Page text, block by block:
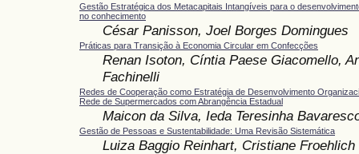
Gestão Estratégica dos Metacapitais Intangíveis para o
no conhecimento
César Panisson, Joel Borges Domingues
Práticas para Transição à Economia Circular em Confecções
Renan Isoton, Cíntia Paese Giacomello,
Fachinelli
Redes de Cooperação como Estratégia de Desenvolvimento
Rede de Supermercados com Abrangência Estadual
Maicon da Silva, Ieda Teresinha
Gestão de Pessoas e Sustentabilidade: Uma Revisão Sistemática
Luiza Baggio Reinhart, Cristiane Froehlich